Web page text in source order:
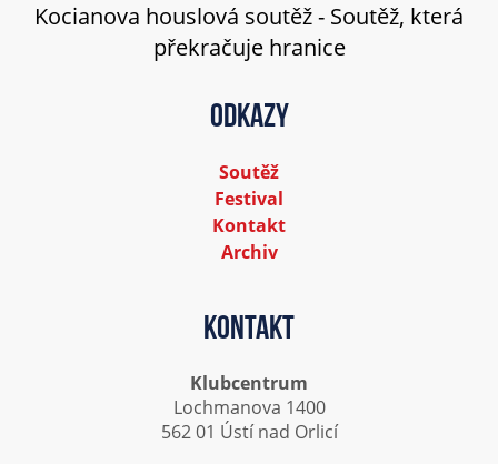
Kocianova houslová soutěž - Soutěž, která
překračuje hranice
Odkazy
Soutěž
Festival
Kontakt
Archiv
Kontakt
Klubcentrum
Lochmanova 1400
562 01 Ústí nad Orlicí